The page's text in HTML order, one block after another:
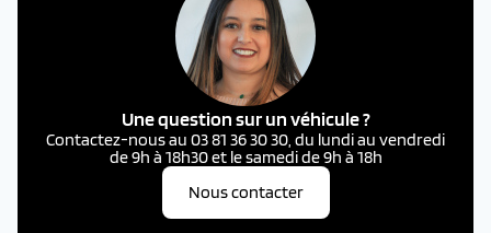
Une question sur un véhicule ?
Contactez-nous au 03 81 36 30 30, du lundi au vendredi
de 9h à 18h30 et le samedi de 9h à 18h
Nous contacter